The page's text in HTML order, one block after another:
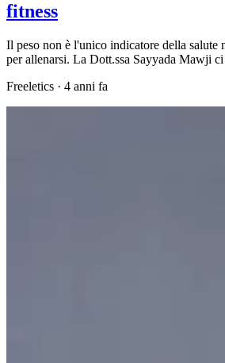
fitness
Il peso non è l'unico indicatore della salute
per allenarsi. La Dott.ssa Sayyada Mawji
Freeletics · 4 anni fa